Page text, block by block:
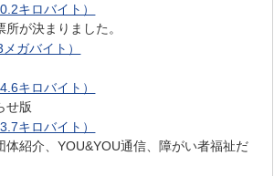
キロバイト）
が決まりました。
ガバイト）
キロバイト）
せ版
キロバイト）
紹介、YOU&YOU通信、障がい者福祉だ